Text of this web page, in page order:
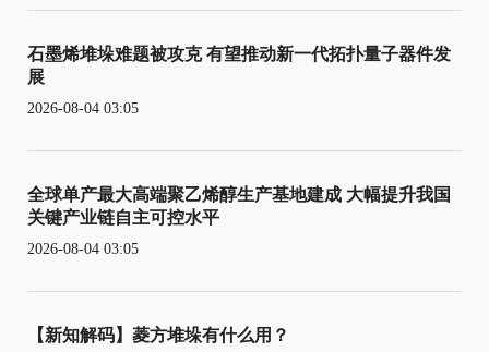
石墨烯堆垛难题被攻克 有望推动新一代拓扑量子器件发
展
2026-08-04 03:05
全球单产最大高端聚乙烯醇生产基地建成 大幅提升我国
关键产业链自主可控水平
2026-08-04 03:05
【新知解码】菱方堆垛有什么用？